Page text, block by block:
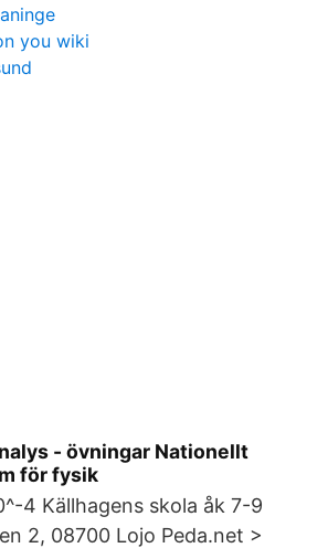
you wiki
- övningar Nationellt
för fysik
4 Källhagens skola åk 7-9
2, 08700 Lojo Peda.net >